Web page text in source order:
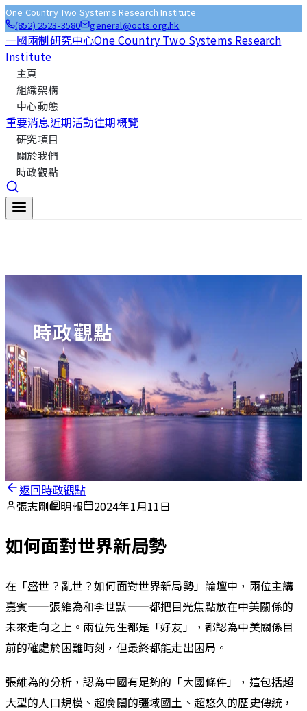
One Country Two Systems Research Institute
(852) 2523-3580
general@octs.org.hk
一國兩制研究中心One Country Two Systems Research
Institute
主頁
組織架構
中心動態
重要消息近期活動往期概覽
研究項目
關於我們
時政觀點
時政觀點
返回時政觀點
張志剛
明報 2024年1月11日
如何面對世界新局勢
在「盛世？亂世？如何面對世界新局勢」論壇中，兩位主講
嘉賓——張維為和李世默——都把目光焦點放在中美關係的
未來走向之上。兩位先生都是「好友」，都認為中美關係目
前的確處於困難時刻，但最終都能走出困局。
張維為的分析，認為中國有足夠的「大國條件」，這包括超
大型的人口規模、超廣闊的疆域國土、超悠久的歷史傳統，